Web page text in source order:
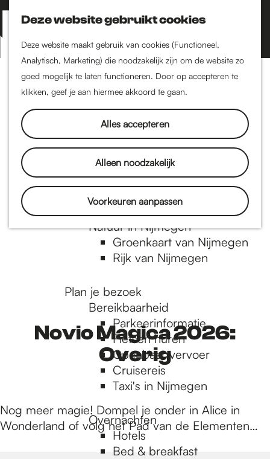
Deze website gebruikt cookies
Deze website maakt gebruik van cookies (Functioneel,
Analytisch, Marketing) die noodzakelijk zijn om de website zo
goed mogelijk te laten functioneren. Door op accepteren te
klikken, geef je aan hiermee akkoord te gaan.
Alles accepteren
Alleen noodzakelijk
Voorkeuren aanpassen
Z
o
e
k
e
K
a
a
r
t
M
e
n
Nijmegen-Nieuw-West
Dukenburg
Lindenholt
Historie
De oudste stad van
Nederland
Historische tijdlijn
Romeinse Limes
Vrede van Nijmegen
Penning
Natuur in Nijmegen
Groenkaart van Nijmegen
Rijk van Nijmegen
Plan je bezoek
Bereikbaarheid
Parkeerinformatie
Fietsen huren
Openbaar vervoer
Cruisereis
Taxi's in Nijmegen
Overnachten
Hotels
Bed & breakfast
Novio Magica 2026:
Overig
Nog meer magie! Dompel je onder in Alice in
Wonderland of volg het Pad van de Elementen…